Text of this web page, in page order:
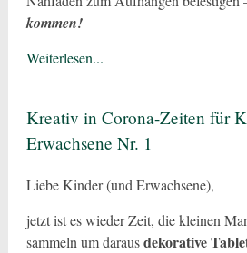
kommen!
Weiterlesen...
Kreativ in Corona-Zeiten für
Erwachsene Nr. 1
Liebe Kinder (und Erwachsene),
jetzt ist es wieder Zeit, die kleinen
sammeln um darausdekorative